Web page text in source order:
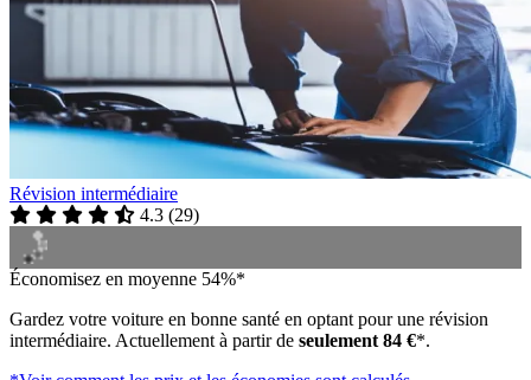
Révision intermédiaire
4.3 (29)
Économisez en moyenne 54%*
Gardez votre voiture en bonne santé en optant pour une révision
intermédiaire. Actuellement à partir de seulement 84 €*.